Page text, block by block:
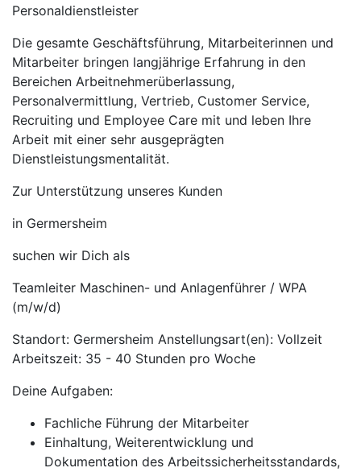
Personaldienstleister
Die gesamte Geschäftsführung, Mitarbeiterinnen und
Mitarbeiter bringen langjährige Erfahrung in den
Bereichen Arbeitnehmerüberlassung,
Personalvermittlung, Vertrieb, Customer Service,
Recruiting und Employee Care mit und leben Ihre
Arbeit mit einer sehr ausgeprägten
Dienstleistungsmentalität.
Zur Unterstützung unseres Kunden
in Germersheim
suchen wir Dich als
Teamleiter Maschinen- und Anlagenführer / WPA
(m/w/d)
Standort: Germersheim Anstellungsart(en): Vollzeit
Arbeitszeit: 35 - 40 Stunden pro Woche
Deine Aufgaben:
Fachliche Führung der Mitarbeiter
Einhaltung, Weiterentwicklung und
Dokumentation des Arbeitssicherheitsstandards,